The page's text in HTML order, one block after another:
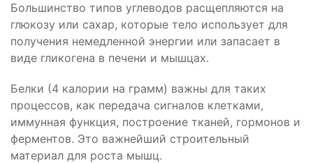
Большинство типов углеводов расщепляются на
глюкозу или сахар, которые тело использует для
получения немедленной энергии или запасает в
виде гликогена в печени и мышцах.
Белки (4 калории на грамм) важны для таких
процессов, как передача сигналов клетками,
иммунная функция, построение тканей, гормонов и
ферментов. Это важнейший строительный
материал для роста мышц.